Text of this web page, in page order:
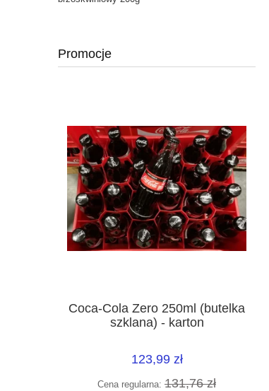
Promocje
Coca-Cola Zero 250ml (butelka
szklana) - karton
123,99 zł
Cena regularna: 131,76 zł